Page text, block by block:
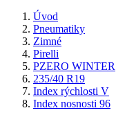
Úvod
Pneumatiky
Zimné
Pirelli
PZERO WINTER
235/40 R19
Index rýchlosti V
Index nosnosti 96